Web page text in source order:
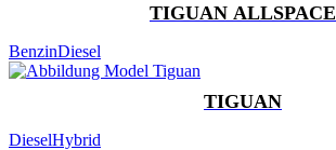
TIGUAN ALLSPACE
BenzinDiesel
TIGUAN
DieselHybrid